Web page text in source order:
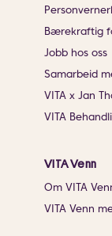
Bærekraftig
Jobb hos oss
Samarbeid
VITA x Jan
VITA
VITA Venn
Om VITA
VITA Venn